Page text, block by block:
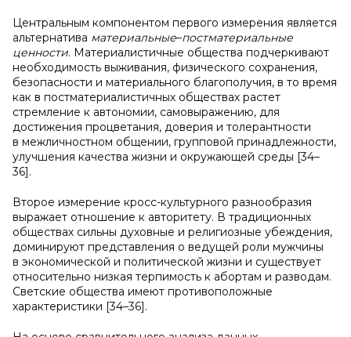
Центральным компонентом первого измерения является
альтернатива материальные–постматериальные
ценности. Материалистичные общества подчеркивают
необходимость выживания, физического сохранения,
безопасности и материального благополучия, в то время
как в постматериалистичных обществах растет
стремление к автономии, самовыражению, для
достижения процветания, доверия и толерантности
в межличностном общении, групповой принадлежности,
улучшения качества жизни и окружающей среды [34–
36].
Второе измерение кросс-культурного разнообразия
выражает отношение к авторитету. В традиционных
обществах сильны духовные и религиозные убеждения,
доминируют представления о ведущей роли мужчины
в экономической и политической жизни и существует
относительно низкая терпимость к абортам и разводам.
Светские общества имеют противоположные
характеристики [34–36].